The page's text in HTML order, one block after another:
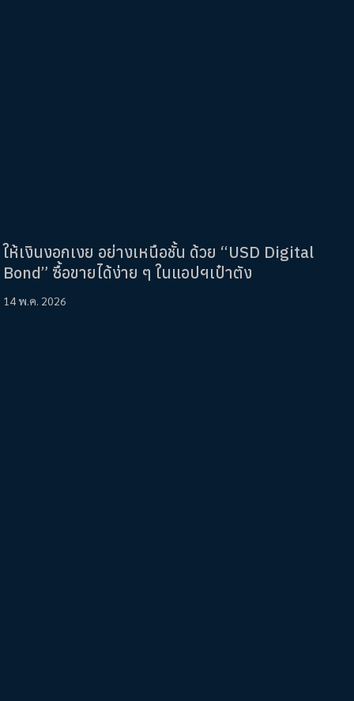
ให้เงินงอกเงย อย่างเหนือชั้น ด้วย “USD Digital
Bond” ซื้อขายได้ง่าย ๆ ในแอปฯเป๋าตัง
14 พ.ค. 2026